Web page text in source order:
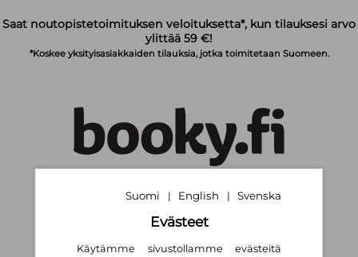
Saat noutopistetoimituksen veloituksetta*, kun tilauksesi arvo
ylittää 59 €!
*Koskee yksityisasiakkaiden tilauksia, jotka toimitetaan Suomeen.
Suomi | English | Svenska
Suomi | English | Svenska
Evästeet
Käytämme sivustollamme evästeitä